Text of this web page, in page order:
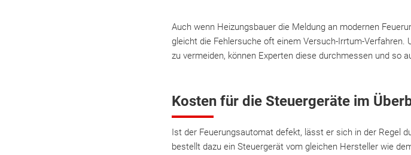
Auch wenn Heizungsbauer die Meldung an modernen
gleicht die Fehlersuche oft einem Versuch-Irrtum-
zu vermeiden, können Experten diese durchmessen und so
Kosten für die Steuergeräte im
Ist der Feuerungsautomat defekt, lässt er sich in der Regel
bestellt dazu ein Steuergerät vom gleichen Hersteller wie